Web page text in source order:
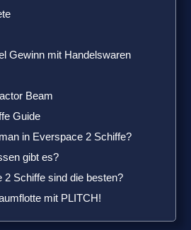
Gewinn mit Handelswaren
Beam
Guide
in Everspace 2 Schiffe?
gibt es?
2 Schiffe sind die besten?
mit PLITCH!